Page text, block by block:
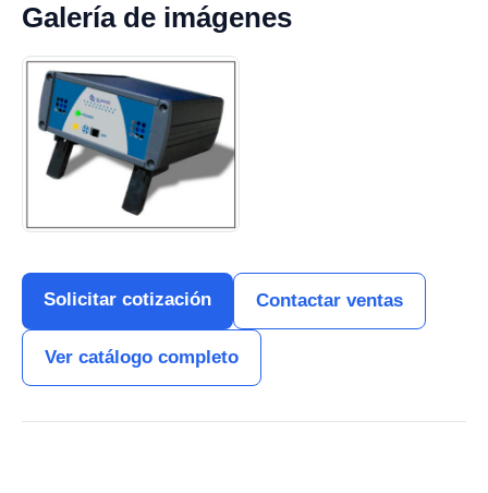
Galería de imágenes
Solicitar cotización Contactar ventas
Ver catálogo completo